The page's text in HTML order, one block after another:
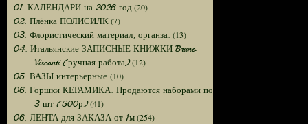
01. КАЛЕНДАРИ на 2026 год (20)
02. Плёнка ПОЛИСИЛК(7)
03. Флористический материал, органза. (13)
04. Итальянские ЗАПИСНЫЕ КНИЖКИ Bruno
Visconti (ручная работа)(12)
05. ВАЗЫ интерьерные (10)
06. Горшки КЕРАМИКА. Продаются наборами по
3 шт (500р)(41)
06. ЛЕНТА для ЗАКАЗА от 1м(254)